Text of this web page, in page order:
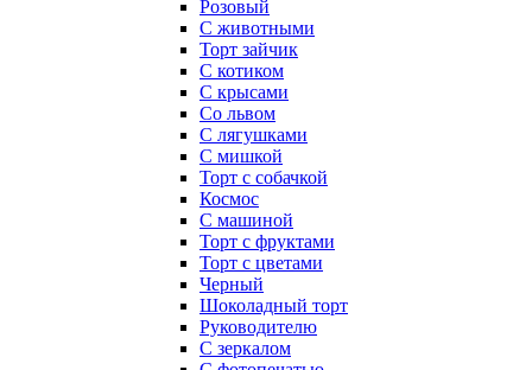
Розовый
С животными
Торт зайчик
С котиком
С крысами
Со львом
С лягушками
С мишкой
Торт с собачкой
Космос
С машиной
Торт с фруктами
Торт с цветами
Черный
Шоколадный торт
Руководителю
С зеркалом